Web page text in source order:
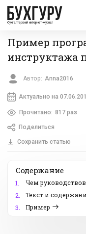
бухгалтерский интернет-журнал
Пример
инструктажа
Автор: Anna2016
Актуально на
Прочитано: 817 раз
Поделиться
Сохранить статью
Содержание
1.
Чем
2.
Текст и
3.
Пример